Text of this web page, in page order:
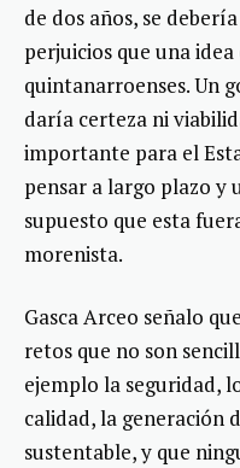
de dos años, se
perjuicios que una
quintanarroenses. Un
daría certeza ni
importante para el
pensar a largo plazo y
supuesto que esta
morenista.
Gasca Arceo señalo
retos que no son
ejemplo la seguridad,
calidad, la generación
sustentable, y que